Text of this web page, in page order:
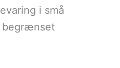
i små
begrænset